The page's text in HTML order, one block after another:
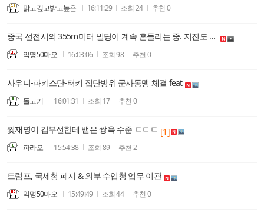
맑고깊고밝고높은 16:11:29 조회 24 추천 0
중국 선전시의 355m미터 빌딩이 계속 흔들리는 중. 지진도 아닌데. 미국, 자국민들에게 접근 금지 요청
익명50마오 16:03:06 조회98 추천 0
사우니-파키스탄-터키 집단방위 군사동맹 체결 feat
돌고기 16:01:31 조회 17 추천 0
찢재명이 김부선한테 뱉은 쌍욕 수준 ㄷㄷㄷ [1]
파라오 15:54:38 조회 89 추천 2
트럼프, 국세청 폐지 & 외부 수입청 업무 이관
익명50마오 15:49:49 조회44 추천 0